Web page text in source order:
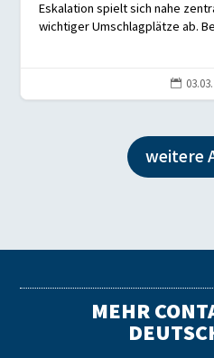
Eskalation spielt sich nahe
wichtiger Umschlagplätze ab.

weitere
MEHR